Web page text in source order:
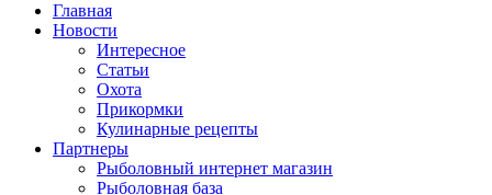
Главная
Новости
Интересное
Статьи
Охота
Прикормки
Кулинарные рецепты
Партнеры
Рыболовный интернет магазин
Рыболовная база